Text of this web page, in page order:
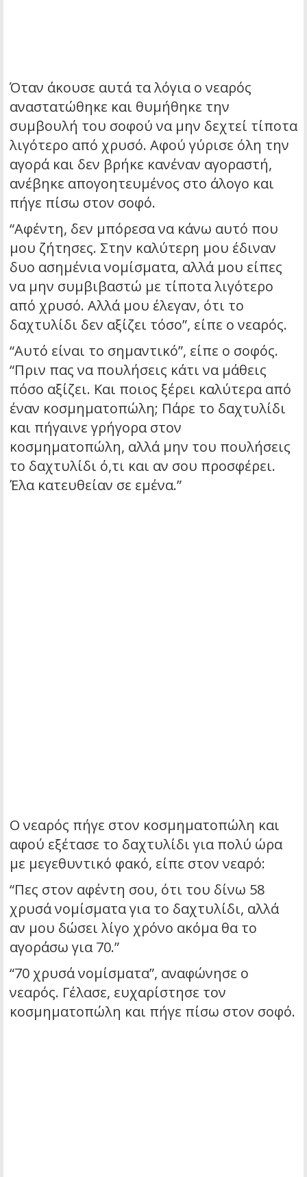
Όταν άκουσε αυτά τα λόγια ο νεαρός
αναστατώθηκε και θυμήθηκε την
συμβουλή του σοφού να μην δεχτεί τίποτα
λιγότερο από χρυσό. Αφού γύρισε όλη την
αγορά και δεν βρήκε κανέναν αγοραστή,
ανέβηκε απογοητευμένος στο άλογο και
πήγε πίσω στον σοφό.
“Αφέντη, δεν μπόρεσα να κάνω αυτό που
μου ζήτησες. Στην καλύτερη μου έδιναν
δυο ασημένια νομίσματα, αλλά μου είπες
να μην συμβιβαστώ με τίποτα λιγότερο
από χρυσό. Αλλά μου έλεγαν, ότι το
δαχτυλίδι δεν αξίζει τόσο”, είπε ο νεαρός.
“Αυτό είναι το σημαντικό”, είπε ο σοφός.
“Πριν πας να πουλήσεις κάτι να μάθεις
πόσο αξίζει. Και ποιος ξέρει καλύτερα από
έναν κοσμηματοπώλη; Πάρε το δαχτυλίδι
και πήγαινε γρήγορα στον
κοσμηματοπώλη, αλλά μην του πουλήσεις
το δαχτυλίδι ό,τι και αν σου προσφέρει.
Έλα κατευθείαν σε εμένα.”
Ο νεαρός πήγε στον κοσμηματοπώλη και
αφού εξέτασε το δαχτυλίδι για πολύ ώρα
με μεγεθυντικό φακό, είπε στον νεαρό:
“Πες στον αφέντη σου, ότι του δίνω 58
χρυσά νομίσματα για το δαχτυλίδι, αλλά
αν μου δώσει λίγο χρόνο ακόμα θα το
αγοράσω για 70.”
“70 χρυσά νομίσματα”, αναφώνησε ο
νεαρός. Γέλασε, ευχαρίστησε τον
κοσμηματοπώλη και πήγε πίσω στον σοφό.